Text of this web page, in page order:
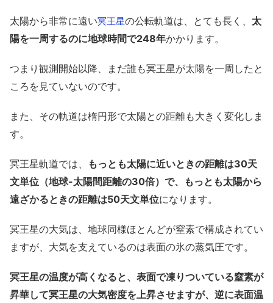
太陽から非常に遠い冥王星の公転軌道は、とても長く、 太
陽を一周するのに地球時間で248年かかります。
つまり観測開始以降、まだ誰も冥王星が太陽を一周したと
ころを見ていないのです。
また、その軌道は楕円形で太陽との距離も大きく変化しま
す。
冥王星軌道では、
もっとも太陽に近いときの距離は30天
文単位（地球-太陽間距離の30倍）で、もっとも太陽から
遠ざかるときの距離は50天文単位になります。
冥王星の大気は、地球同様ほとんどが窒素で構成されてい
ますが、大気を支えているのは表面の氷の蒸気圧です。
冥王星の温度が高くなると、表面で凍りついている窒素が
昇華して冥王星の大気密度を上昇させますが、逆に表面温